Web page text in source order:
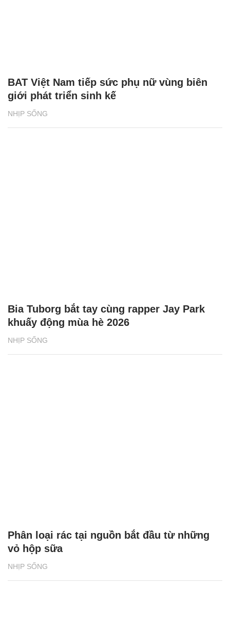
NHỊP SỐNG
BAT Việt Nam tiếp sức phụ nữ vùng biên
giới phát triển sinh kế
NHỊP SỐNG
Bia Tuborg bắt tay cùng rapper Jay Park
khuấy động mùa hè 2026
NHỊP SỐNG
Phân loại rác tại nguồn bắt đầu từ những
vỏ hộp sữa